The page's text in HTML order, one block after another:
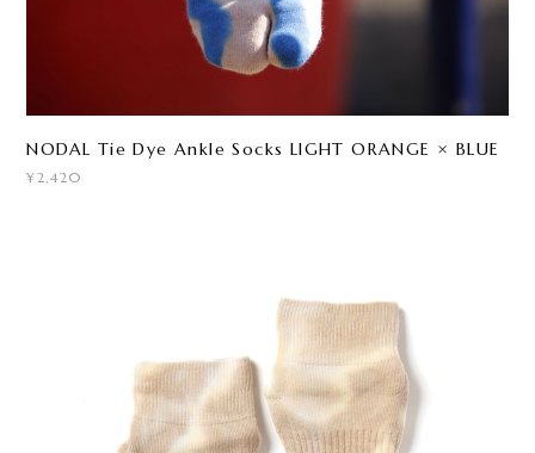
NODAL Tie Dye Ankle Socks LIGHT ORANGE × BLUE
¥2,420